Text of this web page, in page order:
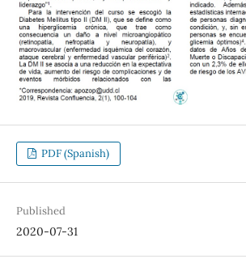
PDF (Spanish)
Published
2020-07-31